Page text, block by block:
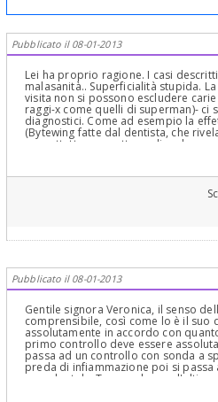
Pubblicato il 08-01-2013
Lei ha proprio ragione. I casi
malasanità.. Superficialità stupida.
visita non si possono escludere
raggi-x come quelli di superman)- ci
diagnostici. Come ad esempio la
(Bytewing fatte dal dentista, che
soprattutto permettono di vedere
conservazione di una cura
presunta cariorecettività, ovvero
anche più spesso se necessario (si
l'equivalente di una mattinata in
che permette di evitare,
effettuare DEVITALIZZAZIONI
laser etc, le si deve intercettare piu
perchè così la cura sarà minimale,
tantissimo e costerà poco. E si
rendono necessarie ogni volta che
tardi, e per questo le persone
periodicamente a farsi controllare
scopo di NON rimanere buggerati, e
Ma il vero problema forse nel suo
curati così male da dover essere poi
laureato o un abusivo o peggio un
Pubblicato il 08-01-2013
Gentile signora Veronica, il senso
comprensibile, così come lo è il suo
assolutamente in accordo con
primo controllo deve essere
passa ad un controllo con sonda a
preda di infiammazione poi si
parodontale. Tranne che per l'ultimo
esame non invasivo, e di solito